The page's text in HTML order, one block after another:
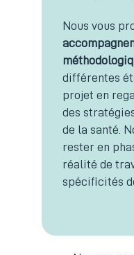
Nous vous
différentes
projet en
des
de la santé.
rester en
réalité de
spécificités